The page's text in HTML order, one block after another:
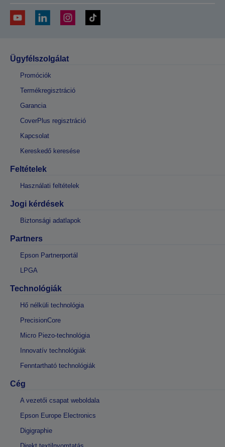
Ügyfélszolgálat
Promóciók
Termékregisztráció
Garancia
CoverPlus regisztráció
Kapcsolat
Kereskedő keresése
Feltételek
Használati feltételek
Jogi kérdések
Biztonsági adatlapok
Partners
Epson Partnerportál
LPGA
Technológiák
Hő nélküli technológia
PrecisionCore
Micro Piezo-technológia
Innovatív technológiák
Fenntartható technológiák
Cég
A vezetői csapat weboldala
Epson Europe Electronics
Digigraphie